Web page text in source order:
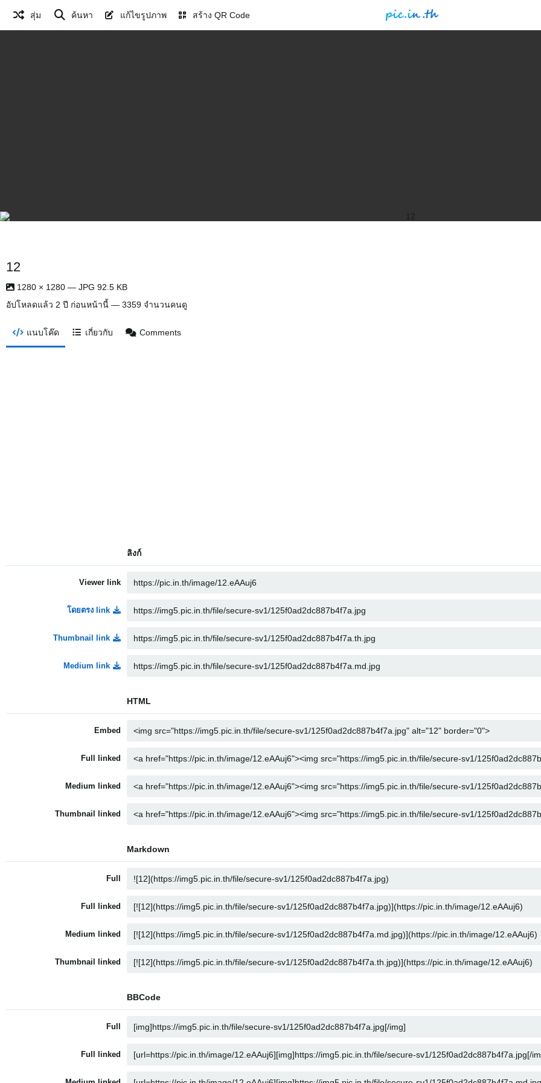
สุ่ม ค้นหา แก้ไขรูปภาพ สร้าง QR Code
12
1280 × 1280 — JPG 92.5 KB
อัปโหลดแล้ว 2 ปี ก่อนหน้านี้ — 3359 จำนวนคนดู
แนบโค๊ด เกี่ยวกับ Comments
ลิงก์
Viewer link
โดยตรง link
Thumbnail link
Medium link
HTML
Embed
Full linked
Medium linked
Thumbnail linked
Markdown
Full
Full linked
Medium linked
Thumbnail linked
BBCode
Full
Full linked